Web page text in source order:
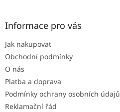
Informace pro vás
Jak nakupovat
Obchodní podmínky
O nás
Platba a doprava
Podmínky ochrany osobních údajů
Reklamační řád